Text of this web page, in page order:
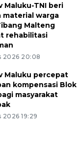
Maluku-TNI beri
material warga
Malteng
rehabilitasi
2026 20:08
Maluku percepat
kompensasi Blok
masyarakat
2026 19:29